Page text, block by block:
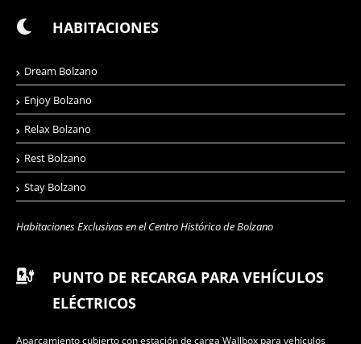
HABITACIONES
Dream Bolzano
Enjoy Bolzano
Relax Bolzano
Rest Bolzano
Stay Bolzano
Habitaciones Exclusivas en el Centro Histórico de Bolzano
PUNTO DE RECARGA PARA VEHÍCULOS
ELÉCTRICOS
Aparcamiento cubierto con estación de carga Wallbox para vehículos